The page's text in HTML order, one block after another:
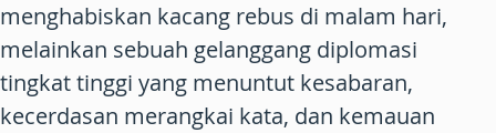
menghabiskan kacang rebus di malam hari,
melainkan sebuah gelanggang diplomasi
tingkat tinggi yang menuntut kesabaran,
kecerdasan merangkai kata, dan kemauan